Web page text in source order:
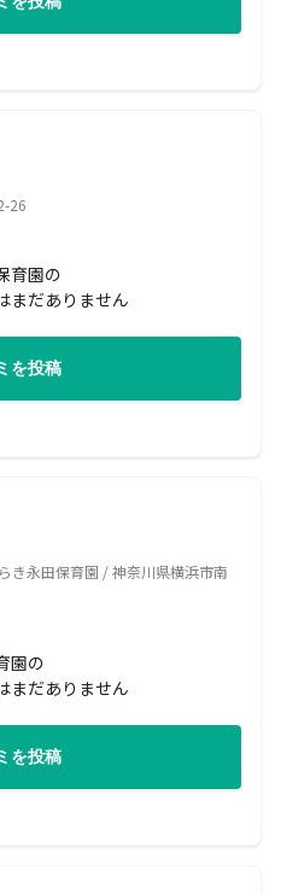
26
育園の
まだありません
を投稿
き永田保育園 / 神奈川県横浜市南
園の
まだありません
を投稿